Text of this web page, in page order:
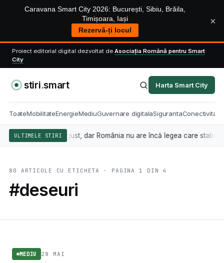
Caravana Smart City 2026: București, Sibiu, Brăila,
Timișoara, Iași
Rezervă-ți locul
×
Proiect editorial digital dezvoltat de Asociația Română pentru Smart
City
stiri.smart Harta Smart City
ToateMobilitateEnergieMediuGuvernare digitalaSigurantaConectivitate
ULTIMELE STIRI
2 august, dar România nu are încă legea care stabilește cine
80 ARTICOLE CU ETICHETA · PAGINA 1 DIN 4
#deseuri
MEDIU 28 MAI